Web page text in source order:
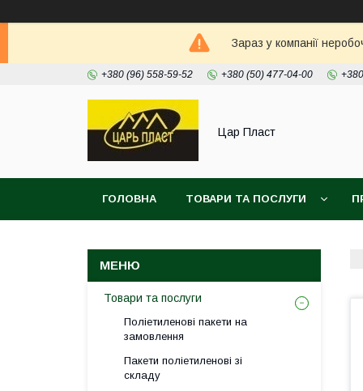
Зараз у компанії
+380 (96) 558-59-52 +380 (50) 477-04-00
Цар Пласт
ГОЛОВНА ТОВАРИ ТА ПОСЛУГИ
Товари та послуги
Поліетиленові пакети на
замовлення
Пакети поліетиленові зі
складу